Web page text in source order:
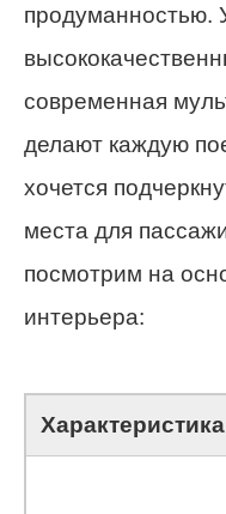
продуманностью.
современная
делают каждую
хочется
места для
посмотрим на
интерьера:
Характеристика